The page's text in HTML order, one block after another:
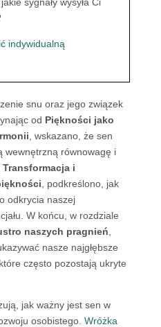
indywidualną
snu oraz jego związek
od Piękności jako
, wskazano, że sen
wewnętrzną równowagę i
Transformacja i
, podkreślono, jak
odkrycia naszej
W końcu, w rozdziale
naszych pragnień
nasze najgłębsze
często pozostają ukryte
jak ważny jest sen w
osobistego. Wróżka